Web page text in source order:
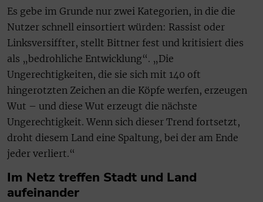
Es gebe im Grunde nur zwei Kategorien, in die die
Nutzer schnell einsortiert würden: Rassist oder
Linksversiffter, stellt Bittner fest und kritisiert dies
als „bedrohliche Entwicklung“. „Die
Ungerechtigkeiten, die sie sich mit 140 oft
hingerotzten Zeichen an die Köpfe werfen, erzeugen
Wut – und diese Wut erzeugt die nächste
Ungerechtigkeit. Wenn sich dieser Trend fortsetzt,
droht diesem Land eine Spaltung, bei der am Ende
jeder verliert.“
Im Netz treffen Stadt und Land
aufeinander